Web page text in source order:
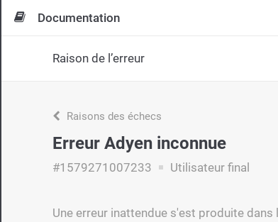
Documentation
Raison de l’erreur
Raisons des échecs
Erreur Adyen inconnue
#1579271007233 Utilisateur final
Une erreur inattendue s'est produite